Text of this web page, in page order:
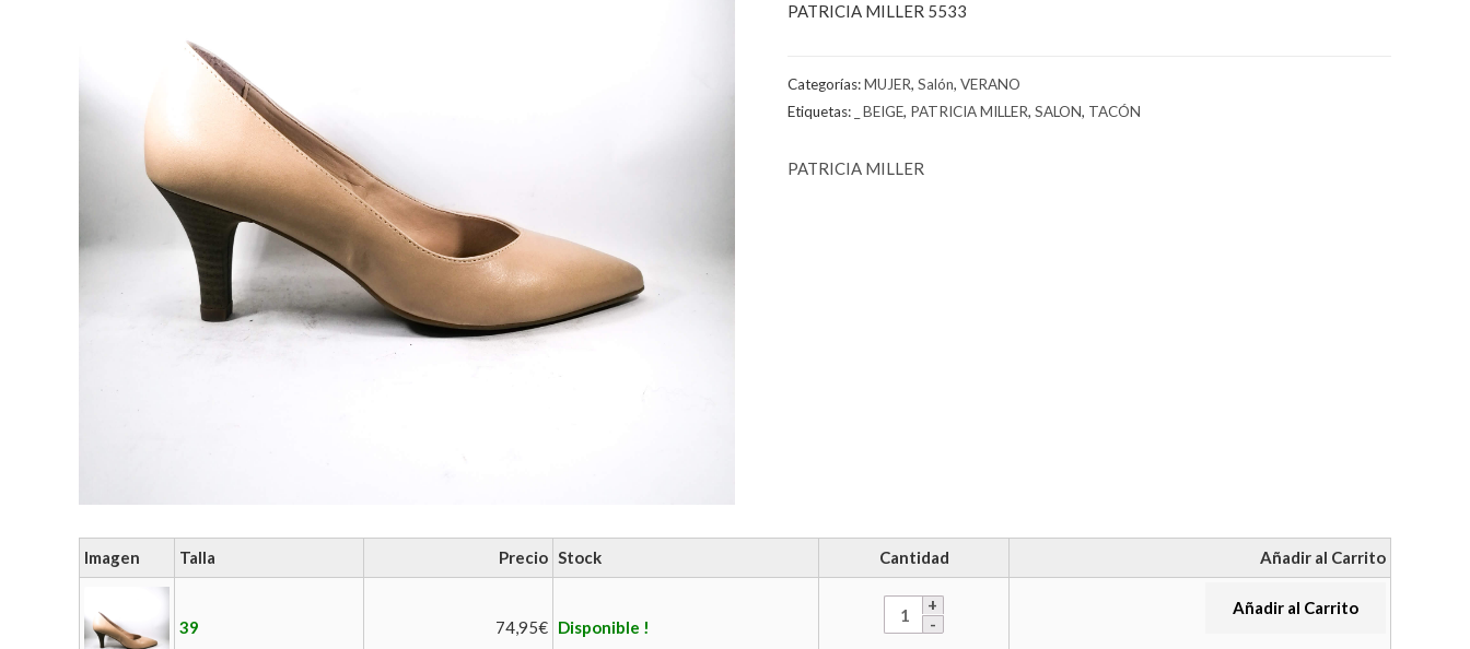
PATRICIA MILLER 5533
Categorías:MUJER, Salón, VERANO
Etiquetas:
_ BEIGE, PATRICIA MILLER, SALON, TACÓN
PATRICIA MILLER
Imagen Talla Precio Stock Cantidad Añadir al Carrito
39 74,95€ Disponible !
Añadir al Carrito